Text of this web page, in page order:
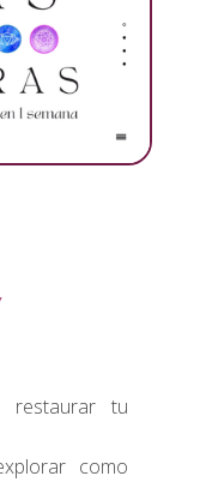
restaurar tu
como